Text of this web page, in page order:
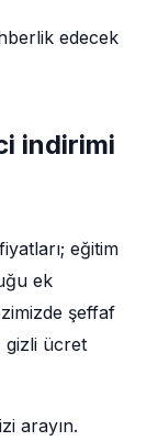
edecek
indirimi
eğitim
ek
şeffaf
gizli ücret
arayın.